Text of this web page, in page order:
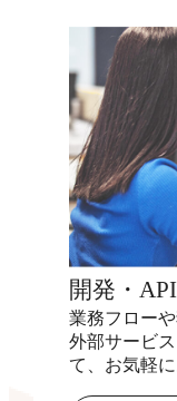
開発・
業務フロー
外部サービ
て、お気軽